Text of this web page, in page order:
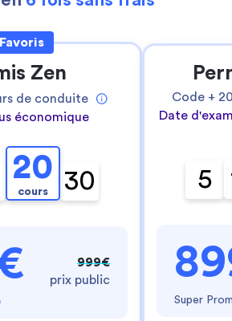
Favoris
Zen
de conduite
économique
20
cours 30
999€
prix public
Code +
Date
5
Super